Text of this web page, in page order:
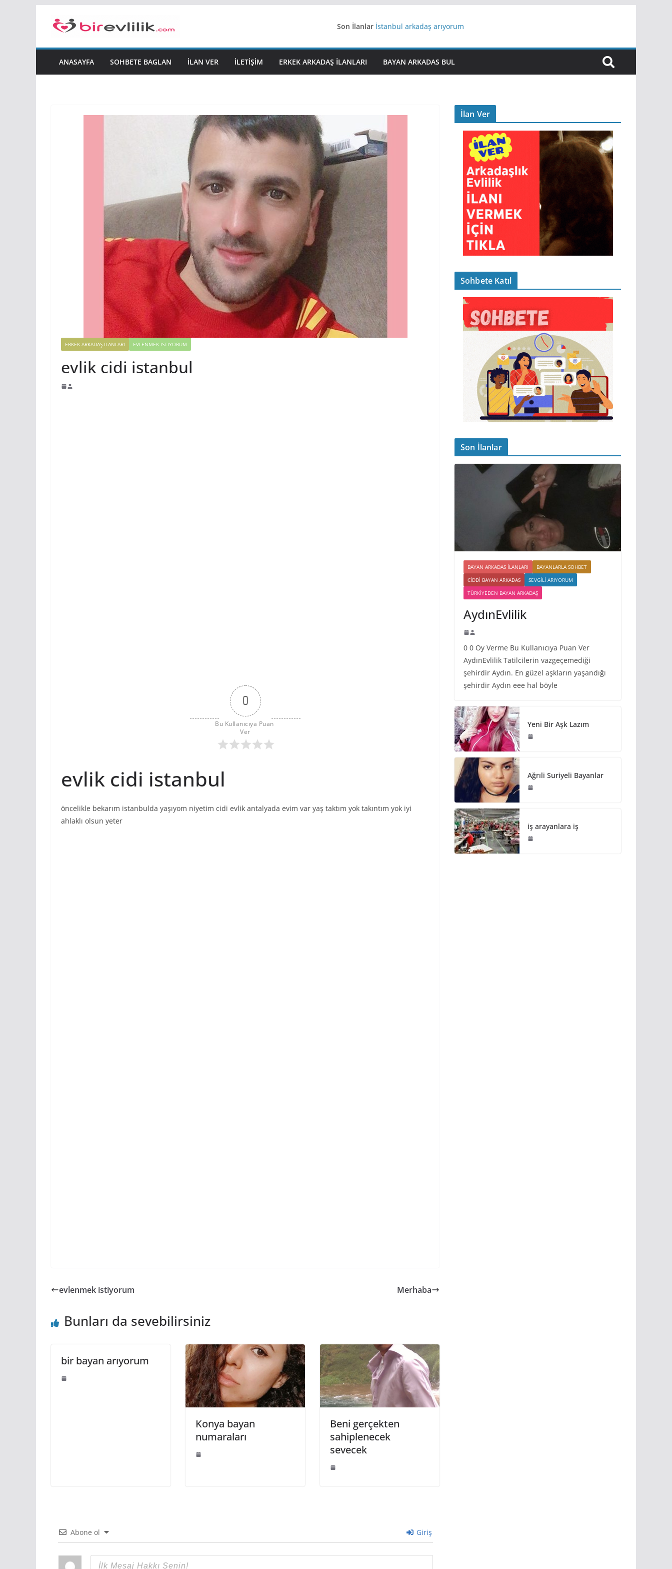
Son İlanlar İstanbul arkadaş arıyorum
Yeni Bir Aşk Lazım
iş arayanlara iş
ANASAYFA SOHBETE BAGLAN İLAN VER İLETIŞIM ERKEK ARKADAŞ ILANLARI BAYAN ARKADAS BUL
ERKEK ARKADAŞ ILANLARI EVLENMEK İSTIYORUM
evlik cidi istanbul
0
Bu Kullanıcıya Puan
Ver
evlik cidi istanbul
öncelikle bekarım istanbulda yaşıyom niyetim cidi evlik antalyada evim var yaş taktım yok takıntım yok iyi
ahlaklı olsun yeter
evlenmek istiyorum Merhaba
Bunları da sevebilirsiniz
bir bayan arıyorum
Konya bayan
numaraları
Beni gerçekten
sahiplenecek
sevecek
Abone ol Giriş
İlan Ver
Sohbete Katıl
Son İlanlar
BAYAN ARKADAS ILANLARI
BAYANLARLA SOHBET
CIDDI BAYAN ARKADAS
SEVGILI ARIYORUM
TÜRKIYEDEN BAYAN ARKADAŞ
AydınEvlilik
0 0 Oy Verme Bu Kullanıcıya Puan Ver
AydınEvlilik Tatilcilerin vazgeçemediği
şehirdir Aydın. En güzel aşkların yaşandığı
şehirdir Aydın eee hal böyle
Yeni Bir Aşk Lazım
Ağrıli Suriyeli Bayanlar
iş arayanlara iş